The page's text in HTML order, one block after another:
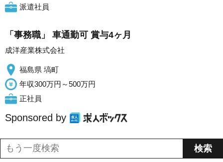
派遣社員
「事務職」 車通勤可 賞与4ヶ月
成洋産業株式会社
福島県 塙町
年収300万円～500万円
正社員
Sponsored by